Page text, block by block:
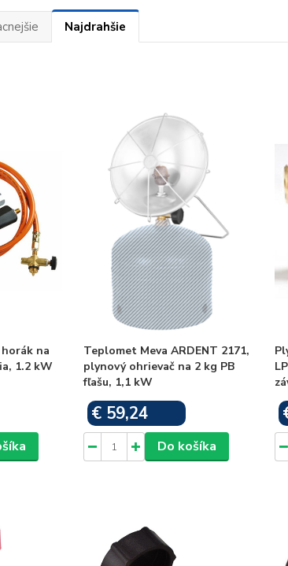
Najdrahšie
horák na
1.2 kW
Teplomet Meva ARDENT 2171,
plynový ohrievač na 2 kg PB
fľašu, 1,1 kW
€ 59,24
Do košíka